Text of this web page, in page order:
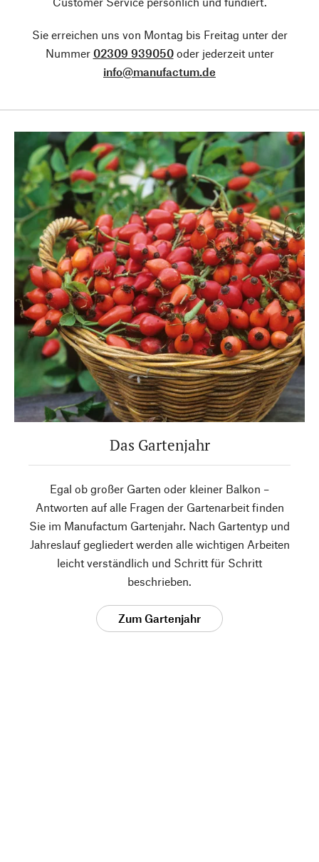
Sie erreichen uns von Montag bis Freitag unter der
Nummer 02309 939050oder jederzeit unter
info@manufactum.de
Das Gartenjahr
Egal ob großer Garten oder kleiner Balkon –
Antworten auf alle Fragen der Gartenarbeit finden
Sie im Manufactum Gartenjahr. Nach Gartentyp und
Jahreslauf gegliedert werden alle wichtigen Arbeiten
leicht verständlich und Schritt für Schritt
beschrieben.
Zum Gartenjahr